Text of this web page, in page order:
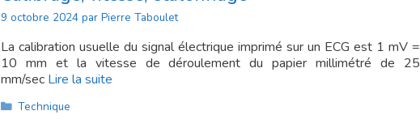
9 octobre 2024 par Pierre Taboulet
La calibration usuelle du signal électrique imprimé sur un ECG est 1 mV =
10 mm et la vitesse de déroulement du papier millimétré de 25
mm/sec Lire la suite
Catégories
Technique